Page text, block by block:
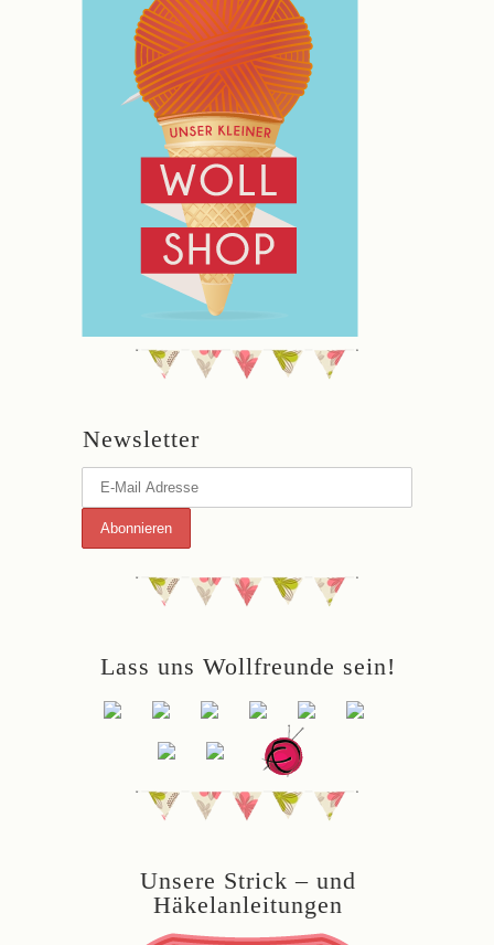
Newsletter
Lass uns Wollfreunde sein!
Unsere Strick – und
Häkelanleitungen